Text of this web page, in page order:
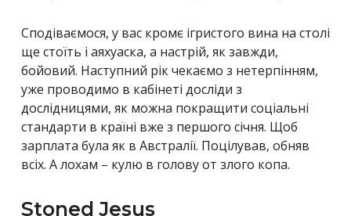
Сподіваємося, у вас кромє ігристого вина на столі
ще стоїть і аяхуаска, а настрій, як завжди,
бойовий. Наступний рік чекаємо з нетерпінням,
уже проводимо в кабінеті досліди з
дослідницями, як можна покращити соціальні
стандарти в країні вже з першого січня. Щоб
зарплата була як в Австралії. Поцілував, обняв
всіх. А лохам – кулю в голову от злого копа.
Stoned Jesus